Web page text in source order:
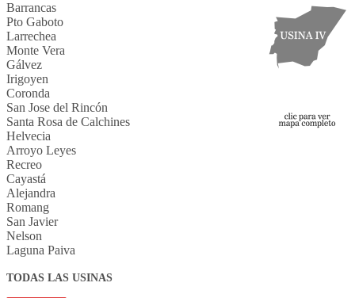
Barrancas
Pto Gaboto
Larrechea
Monte Vera
Gálvez
Irigoyen
Coronda
San Jose del Rincón
Santa Rosa de Calchines
Helvecia
Arroyo Leyes
Recreo
Cayastá
Alejandra
Romang
San Javier
Nelson
Laguna Paiva
TODAS LAS USINAS